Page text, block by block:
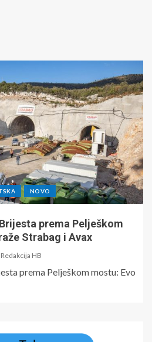
NOVO
prema Pelješkom
Strabag i Avax
HB
prema Pelješkom mostu: Evo